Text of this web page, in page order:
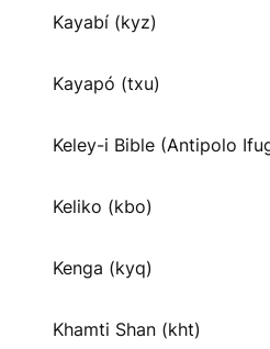
Kayabí (kyz)
Kayapó (txu)
Keley-i Bible (Antipolo
Keliko (kbo)
Kenga (kyq)
Khamti Shan (kht)